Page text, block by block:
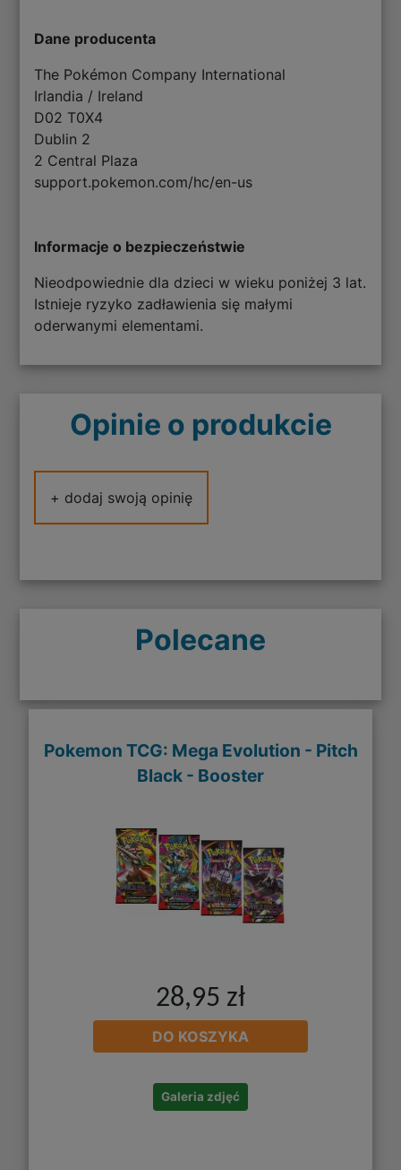
Dane producenta
The Pokémon Company International
Irlandia / Ireland
D02 T0X4
Dublin 2
2 Central Plaza
support.pokemon.com/hc/en-us
Informacje o bezpieczeństwie
Nieodpowiednie dla dzieci w wieku poniżej 3 lat.
Istnieje ryzyko zadławienia się małymi
oderwanymi elementami.
Opinie o produkcie
+ dodaj swoją opinię
Polecane
Pokemon TCG: Mega Evolution - Pitch
Black - Booster
28,95 zł
DO KOSZYKA
Galeria zdjęć